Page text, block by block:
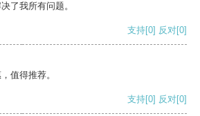
了我所有问题。
支持[0] 反对[0]
值得推荐。
支持[0] 反对[0]